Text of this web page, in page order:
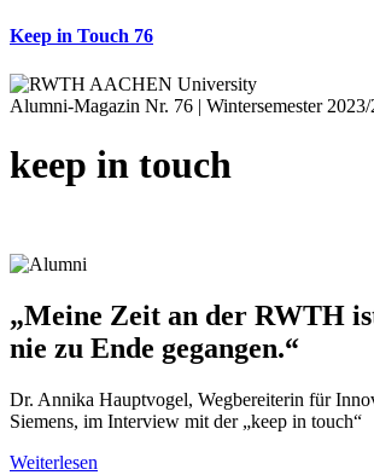
Keep in Touch 76
Alumni-Magazin Nr. 76 | Wintersemester
keep in touch
„Meine Zeit an der RWTH
nie zu Ende gegangen.“
Dr. Annika Hauptvogel, Wegbereiterin für
Siemens, im Interview mit der „keep in touch“
Weiterlesen